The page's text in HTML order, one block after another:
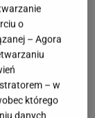
o
– Agora
– w
którego
danych